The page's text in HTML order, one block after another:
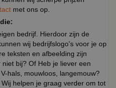
met ons op.
bedrijf. Hierdoor zijn de
wij bedrijfslogo's voor je op
teksten en afbeelding zijn
bij? Of Heb je liever een
hals, mouwloos, langemouw?
helpen je graag verder om tot